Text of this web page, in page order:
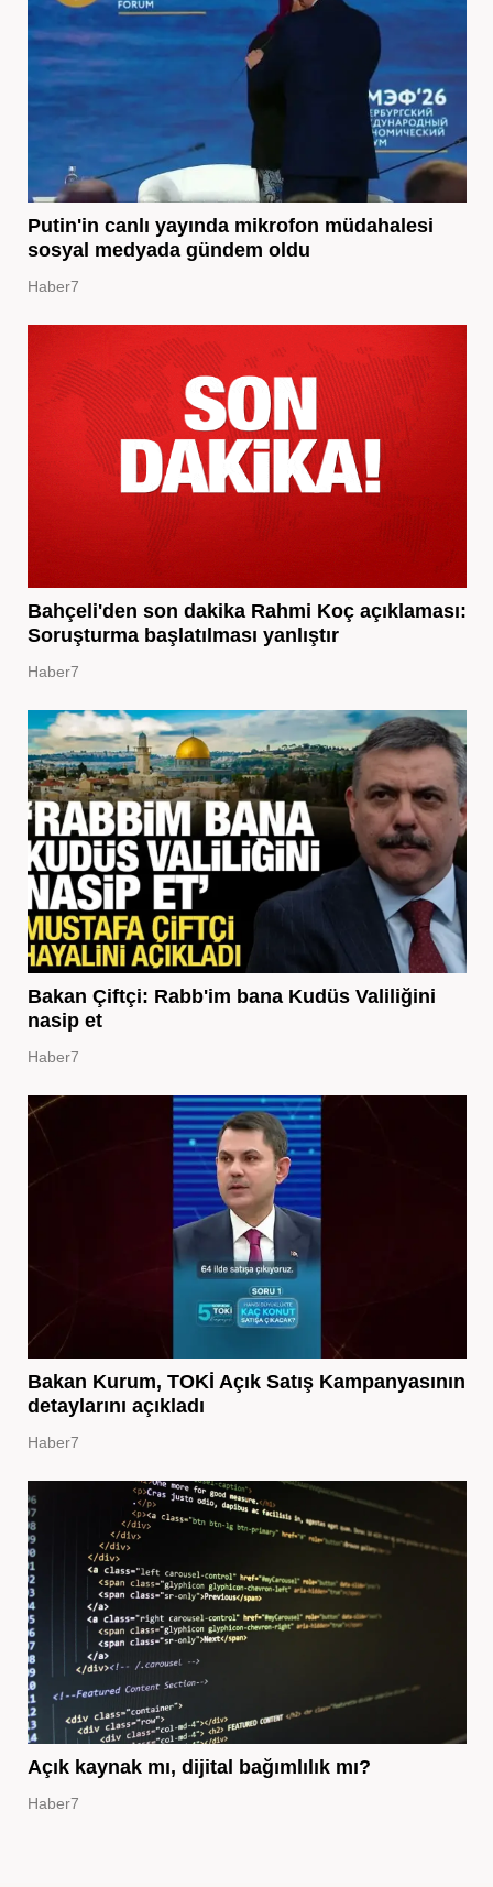
Putin'in canlı yayında mikrofon müdahalesi
sosyal medyada gündem oldu
Haber7
Bahçeli'den son dakika Rahmi Koç açıklaması:
Soruşturma başlatılması yanlıştır
Haber7
Bakan Çiftçi: Rabb'im bana Kudüs Valiliğini
nasip et
Haber7
Bakan Kurum, TOKİ Açık Satış Kampanyasının
detaylarını açıkladı
Haber7
Açık kaynak mı, dijital bağımlılık mı?
Haber7